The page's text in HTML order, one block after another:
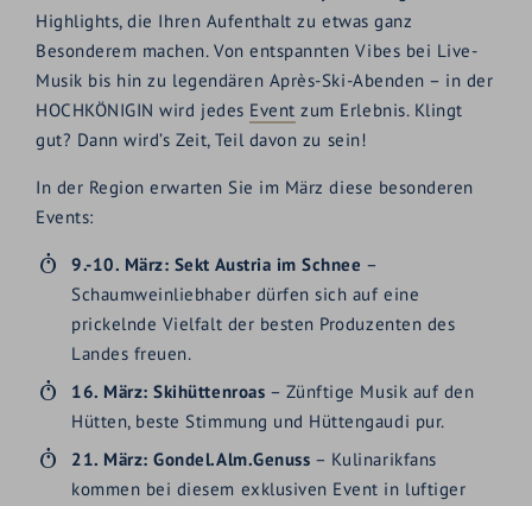
Highlights, die Ihren Aufenthalt zu etwas ganz
Besonderem machen. Von entspannten Vibes bei Live-
Musik bis hin zu legendären Après-Ski-Abenden – in der
HOCHKÖNIGIN wird jedes Event zum Erlebnis. Klingt
gut? Dann wird’s Zeit, Teil davon zu sein!
In der Region erwarten Sie im März diese besonderen
Events:
9.-10. März: Sekt Austria im Schnee –
Schaumweinliebhaber dürfen sich auf eine
prickelnde Vielfalt der besten Produzenten des
Landes freuen.
16. März: Skihüttenroas – Zünftige Musik auf den
Hütten, beste Stimmung und Hüttengaudi pur.
21. März: Gondel.Alm.Genuss – Kulinarikfans
kommen bei diesem exklusiven Event in luftiger